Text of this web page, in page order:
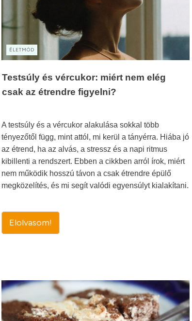
ÉLETMÓD
Testsúly és vércukor: miért nem elég
csak az étrendre figyelni?
A testsúly és a vércukor alakulása sokkal több
tényezőtől függ, mint attól, mi kerül a tányérra. Hiába jó
az étrend, ha az alvás, a stressz és a napi ritmus
kibillenti a rendszert. Ebben a cikkben arról írok, miért
nem működik hosszú távon a csak étrendre épülő
megközelítés, és mi segít valódi egyensúlyt kialakítani.
Elolvasom!